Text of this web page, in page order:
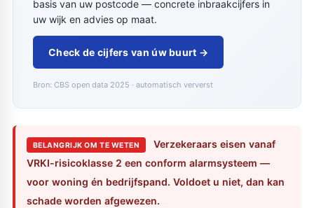
basis van uw postcode — concrete inbraakcijfers in
uw wijk en advies op maat.
Check de cijfers van úw buurt →
Bron: CBS open data 2025 · automatisch ververst
BELANGRIJK OM TE WETEN
Verzekeraars eisen vanaf
VRKI-risicoklasse 2 een conform alarmsysteem —
voor woning én bedrijfspand. Voldoet u niet, dan kan
schade worden afgewezen.